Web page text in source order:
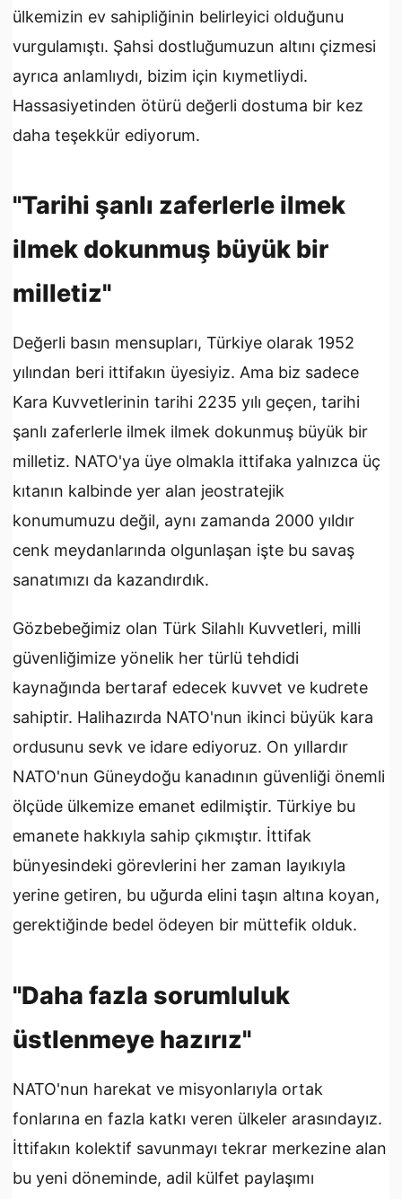
ülkemizin ev sahipliğinin belirleyici olduğunu
vurgulamıştı. Şahsi dostluğumuzun altını çizmesi
ayrıca anlamlıydı, bizim için kıymetliydi.
Hassasiyetinden ötürü değerli dostuma bir kez
daha teşekkür ediyorum.
"Tarihi şanlı zaferlerle ilmek
ilmek dokunmuş büyük bir
milletiz"
Değerli basın mensupları, Türkiye olarak 1952
yılından beri ittifakın üyesiyiz. Ama biz sadece
Kara Kuvvetlerinin tarihi 2235 yılı geçen, tarihi
şanlı zaferlerle ilmek ilmek dokunmuş büyük bir
milletiz. NATO'ya üye olmakla ittifaka yalnızca üç
kıtanın kalbinde yer alan jeostratejik
konumumuzu değil, aynı zamanda 2000 yıldır
cenk meydanlarında olgunlaşan işte bu savaş
sanatımızı da kazandırdık.
Gözbebeğimiz olan Türk Silahlı Kuvvetleri, milli
güvenliğimize yönelik her türlü tehdidi
kaynağında bertaraf edecek kuvvet ve kudrete
sahiptir. Halihazırda NATO'nun ikinci büyük kara
ordusunu sevk ve idare ediyoruz. On yıllardır
NATO'nun Güneydoğu kanadının güvenliği önemli
ölçüde ülkemize emanet edilmiştir. Türkiye bu
emanete hakkıyla sahip çıkmıştır. İttifak
bünyesindeki görevlerini her zaman layıkıyla
yerine getiren, bu uğurda elini taşın altına koyan,
gerektiğinde bedel ödeyen bir müttefik olduk.
"Daha fazla sorumluluk
üstlenmeye hazırız"
NATO'nun harekat ve misyonlarıyla ortak
fonlarına en fazla katkı veren ülkeler arasındayız.
İttifakın kolektif savunmayı tekrar merkezine alan
bu yeni döneminde, adil külfet paylaşımı